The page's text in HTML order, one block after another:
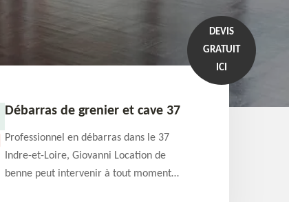
DEVIS
GRATUIT
ICI
Débarras de grenier et cave 37
Professionnel en débarras dans le 37
Indre-et-Loire, Giovanni Location de
benne peut intervenir à tout moment